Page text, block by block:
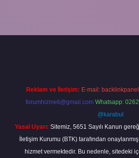
Reklam ve İletişim: E-mail:
forumhizmeti@gmail.com Whatsapp:
@karabul
Yasal Uyarı: Sitemiz, 5651 Sayılı Kanun
İletişim Kurumu (BTK) tarafından
hizmet vermektedir. Bu nedenle, sitedeki